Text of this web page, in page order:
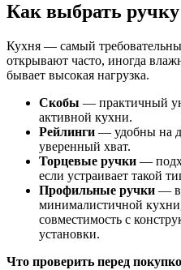
Как выбрать
Кухня — самый
открывают часто, иногда
бывает высокая нагрузка.
Скобы — практичный
активной кухни.
Рейлинги — удобны на
уверенный хват.
Торцевые ручки —
если устраивает такой
Профильные ручки —
минималистичной
совместимость с
установки.
Что проверить перед